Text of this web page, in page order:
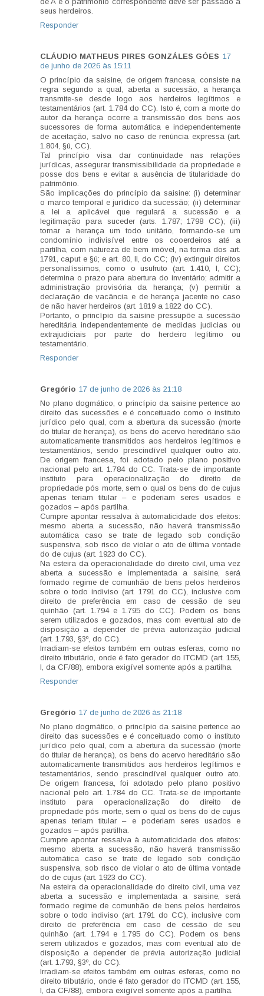
seus herdeiros.
Responder
CLÁUDIO MATHEUS PIRES GONZÁLES GÓES 17
de junho de 2026 às 15:11
O princípio da saisine, de origem francesa, consiste na
regra segundo a qual, aberta a sucessão, a herança
transmite-se desde logo aos herdeiros legítimos e
testamentários (art. 1.784 do CC). Isto é, com a morte do
autor da herança ocorre a transmissão dos bens aos
sucessores de forma automática e independentemente
de aceitação, salvo no caso de renúncia expressa (art.
1.804, §ú, CC).
Tal princípio visa dar continuidade nas relações
jurídicas, assegurar transmissibilidade da propriedade e
posse dos bens e evitar a ausência de titularidade do
patrimônio.
São implicações do princípio da saisine: (i) determinar
o marco temporal e jurídico da sucessão; (ii) determinar
a lei a aplicável que regulará a sucessão e a
legitimação para suceder (arts. 1.787; 1798 CC); (iii)
tornar a herança um todo unitário, formando-se um
condomínio indivisível entre os cooerdeiros até a
partilha, com natureza de bem imóvel, na forma dos art.
1791, caput e §ú; e art. 80, II, do CC; (iv) extinguir direitos
personalíssimos, como o usufruto (art. 1.410, I, CC);
determina o prazo para abertura do inventário; admitir a
administração provisória da herança; (v) permitir a
declaração de vacância e de herança jacente no caso
de não haver herdeiros (art. 1819 a 1822 do CC).
Portanto, o princípio da saisine pressupõe a sucessão
hereditária independentemente de medidas judicias ou
extrajudiciais por parte do herdeiro legítimo ou
testamentário.
Responder
Gregório 17 de junho de 2026 às 21:18
No plano dogmático, o princípio da saisine pertence ao
direito das sucessões e é conceituado como o instituto
jurídico pelo qual, com a abertura da sucessão (morte
do titular de herança), os bens do acervo hereditário são
automaticamente transmitidos aos herdeiros legítimos e
testamentários, sendo prescindível qualquer outro ato.
De origem francesa, foi adotado pelo plano positivo
nacional pelo art. 1.784 do CC. Trata-se de importante
instituto para operacionalização do direito de
propriedade pós morte, sem o qual os bens do de cujus
apenas teriam titular – e poderiam seres usados e
gozados – após partilha.
Cumpre apontar ressalva à automaticidade dos efeitos:
mesmo aberta a sucessão, não haverá transmissão
automática caso se trate de legado sob condição
suspensiva, sob risco de violar o ato de última vontade
do de cujus (art. 1923 do CC).
Na esteira da operacionalidade do direito civil, uma vez
aberta a sucessão e implementada a saisine, será
formado regime de comunhão de bens pelos herdeiros
sobre o todo indiviso (art. 1791 do CC), inclusive com
direito de preferência em caso de cessão de seu
quinhão (art. 1.794 e 1.795 do CC). Podem os bens
serem utilizados e gozados, mas com eventual ato de
disposição a depender de prévia autorização judicial
(art. 1.793, §3º, do CC).
Irradiam-se efeitos também em outras esferas, como no
direito tributário, onde é fato gerador do ITCMD (art. 155,
I, da CF/88), embora exigível somente após a partilha.
Responder
Gregório 17 de junho de 2026 às 21:18
No plano dogmático, o princípio da saisine pertence ao
direito das sucessões e é conceituado como o instituto
jurídico pelo qual, com a abertura da sucessão (morte
do titular de herança), os bens do acervo hereditário são
automaticamente transmitidos aos herdeiros legítimos e
testamentários, sendo prescindível qualquer outro ato.
De origem francesa, foi adotado pelo plano positivo
nacional pelo art. 1.784 do CC. Trata-se de importante
instituto para operacionalização do direito de
propriedade pós morte, sem o qual os bens do de cujus
apenas teriam titular – e poderiam seres usados e
gozados – após partilha.
Cumpre apontar ressalva à automaticidade dos efeitos:
mesmo aberta a sucessão, não haverá transmissão
automática caso se trate de legado sob condição
suspensiva, sob risco de violar o ato de última vontade
do de cujus (art. 1923 do CC).
Na esteira da operacionalidade do direito civil, uma vez
aberta a sucessão e implementada a saisine, será
formado regime de comunhão de bens pelos herdeiros
sobre o todo indiviso (art. 1791 do CC), inclusive com
direito de preferência em caso de cessão de seu
quinhão (art. 1.794 e 1.795 do CC). Podem os bens
serem utilizados e gozados, mas com eventual ato de
disposição a depender de prévia autorização judicial
(art. 1.793, §3º, do CC).
Irradiam-se efeitos também em outras esferas, como no
direito tributário, onde é fato gerador do ITCMD (art. 155,
I, da CF/88), embora exigível somente após a partilha.